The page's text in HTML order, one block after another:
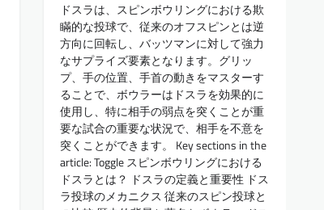
ドスラは、スピンボウリングにおける欺
瞞的な投球で、従来のオフスピンとは逆
方向に回転し、バッツマンに対して強力
なサプライズ要素となります。グリッ
プ、手の位置、手首の動きをマスターす
ることで、ボウラーはドスラを効果的に
使用し、特に相手の弱点を突くことが重
要な試合の重要な状況で、相手を不意を
突くことができます。 Key sections in the
article: Toggle スピンボウリングにおける
ドスラとは？ ドスラの定義と重要性 ドス
ラ投球のメカニクス 従来のスピン投球と